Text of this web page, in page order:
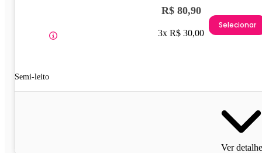
Semi-leito
R$ 80,90
3x R$ 30,00
Selecionar
Ver